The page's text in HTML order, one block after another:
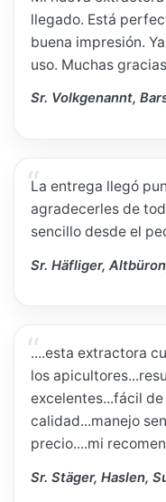
llegado. Está
buena impresión.
uso. Muchas
Sr. Volkgenannt,
La entrega llegó
agradecerles de
sencillo desde el
Sr. Häfliger,
....esta extractora
los
excelentes...fácil
calidad...manejo
precio....mi
Sr. Stäger, Haslen,